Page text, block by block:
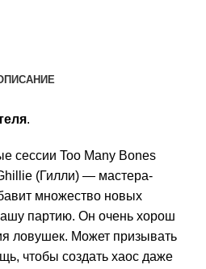
.
сессии Too Many Bones
(Гилли) — мастера-
множество новых
партию. Он очень хорош
ловушек. Может призывать
чтобы создать хаос даже